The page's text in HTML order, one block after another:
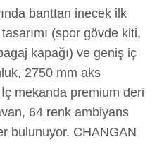
banttan inecek ilk
(spor gövde kiti,
kapağı) ve geniş iç
2750 mm aks
mekanda premium deri
64 renk ambiyans
bulunuyor. CHANGAN